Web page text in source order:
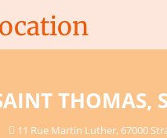
THOMAS,
11 Rue Martin Luther, 67000